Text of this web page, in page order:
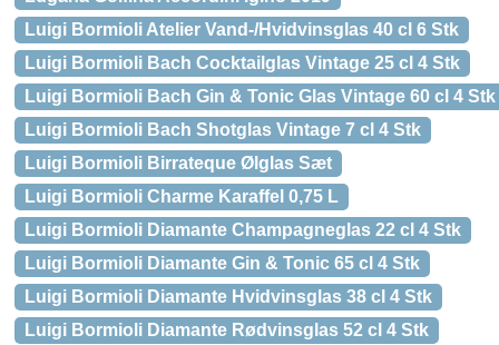
Luigi Bormioli Atelier Vand-/Hvidvinsglas 40 cl 6 Stk
Luigi Bormioli Bach Cocktailglas Vintage 25 cl 4 Stk
Luigi Bormioli Bach Gin & Tonic Glas Vintage 60 cl 4 Stk
Luigi Bormioli Bach Shotglas Vintage 7 cl 4 Stk
Luigi Bormioli Birrateque Ølglas Sæt
Luigi Bormioli Charme Karaffel 0,75 L
Luigi Bormioli Diamante Champagneglas 22 cl 4 Stk
Luigi Bormioli Diamante Gin & Tonic 65 cl 4 Stk
Luigi Bormioli Diamante Hvidvinsglas 38 cl 4 Stk
Luigi Bormioli Diamante Rødvinsglas 52 cl 4 Stk